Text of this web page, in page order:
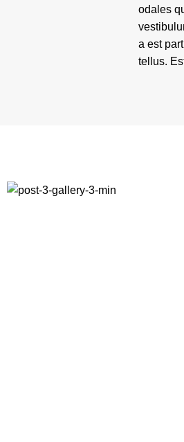
odales
a est
tellus.